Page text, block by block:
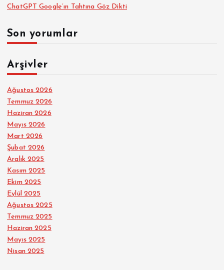
ChatGPT Google’ın Tahtına Göz Dikti
Son yorumlar
Arşivler
Ağustos 2026
Temmuz 2026
Haziran 2026
Mayıs 2026
Mart 2026
Şubat 2026
Aralık 2025
Kasım 2025
Ekim 2025
Eylül 2025
Ağustos 2025
Temmuz 2025
Haziran 2025
Mayıs 2025
Nisan 2025